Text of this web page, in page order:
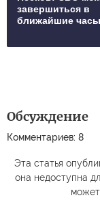
завершиться в
ближайшие часы
Обсуждение
Комментариев: 8
Эта статья
она недоступна